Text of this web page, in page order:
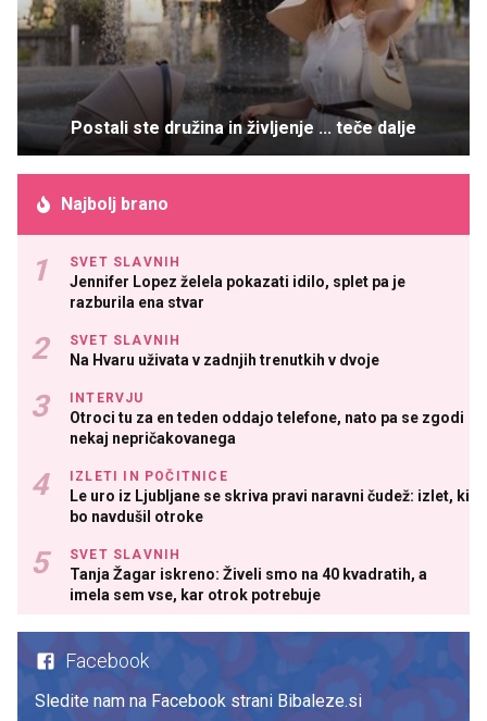
Postali ste družina in življenje ... teče dalje
Najbolj brano
SVET SLAVNIH
Jennifer Lopez želela pokazati idilo, splet pa je
razburila ena stvar
SVET SLAVNIH
Na Hvaru uživata v zadnjih trenutkih v dvoje
INTERVJU
Otroci tu za en teden oddajo telefone, nato pa se zgodi
nekaj nepričakovanega
IZLETI IN POČITNICE
Le uro iz Ljubljane se skriva pravi naravni čudež: izlet, ki
bo navdušil otroke
SVET SLAVNIH
Tanja Žagar iskreno: Živeli smo na 40 kvadratih, a
imela sem vse, kar otrok potrebuje
Facebook
Sledite nam na Facebook strani Bibaleze.si